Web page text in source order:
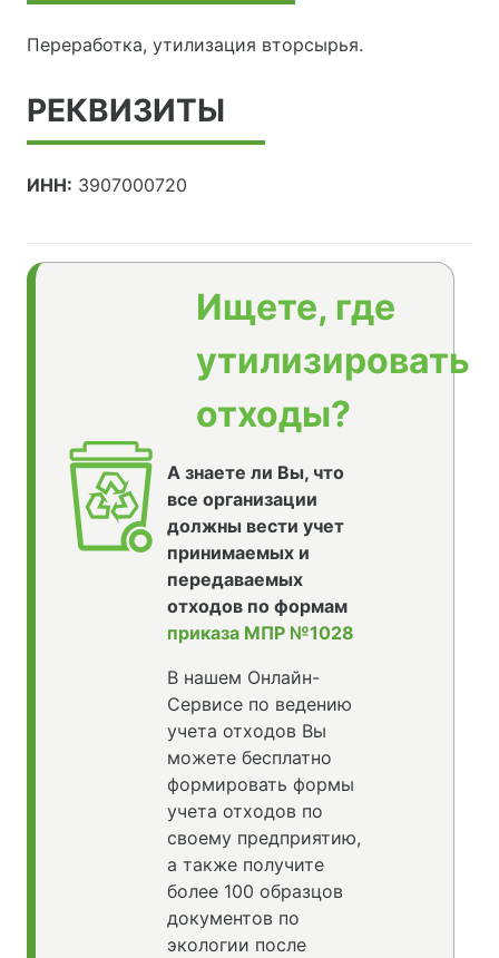
Переработка, утилизация вторсырья.
РЕКВИЗИТЫ
ИНН: 3907000720
Ищете, где
утилизировать
отходы?
А знаете ли Вы, что
все организации
должны вести учет
принимаемых и
передаваемых
отходов по формам
приказа МПР №1028
В нашем Онлайн-
Сервисе по ведению
учета отходов Вы
можете бесплатно
формировать формы
учета отходов по
своему предприятию,
а также получите
более 100 образцов
документов по
экологии после